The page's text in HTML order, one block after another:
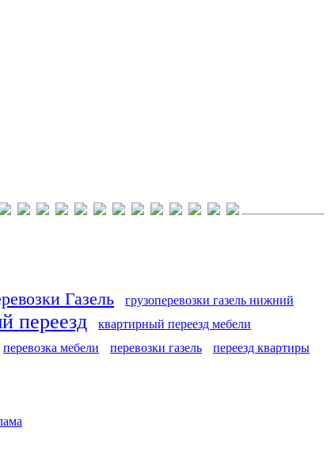
Газель
грузоперевозки газель нижний
переезд квартирный переезд мебели
перевозка мебели перевозки газель переезд квартиры